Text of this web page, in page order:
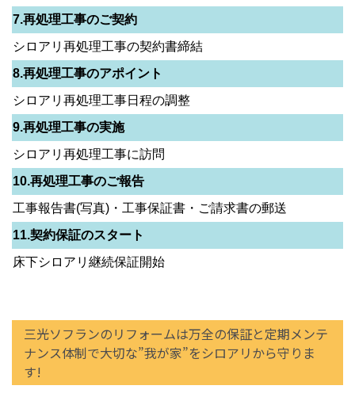
7.再処理工事のご契約
シロアリ再処理工事の契約書締結
8.再処理工事のアポイント
シロアリ再処理工事日程の調整
9.再処理工事の実施
シロアリ再処理工事に訪問
10.再処理工事のご報告
工事報告書(写真)・工事保証書・ご請求書の郵送
11.契約保証のスタート
床下シロアリ継続保証開始
三光ソフランのリフォームは万全の保証と定期メンテ
ナンス体制で大切な”我が家”をシロアリから守りま
す!